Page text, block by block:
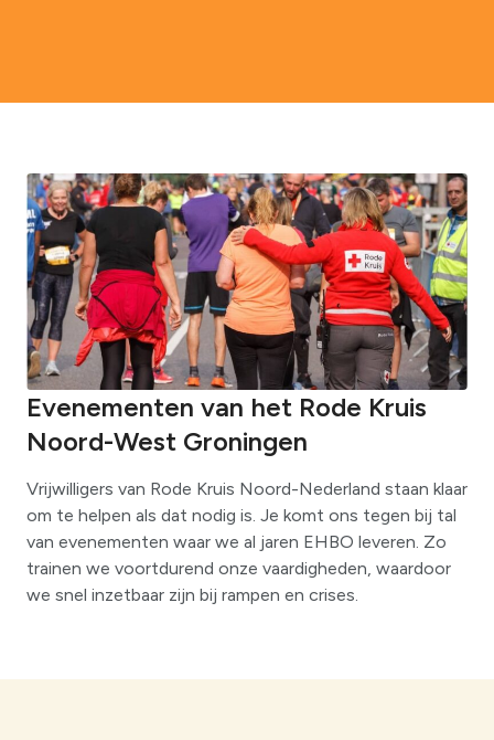
Evenementen van het Rode Kruis
Noord-West Groningen
Vrijwilligers van Rode Kruis Noord-Nederland staan klaar
om te helpen als dat nodig is. Je komt ons tegen bij tal
van evenementen waar we al jaren EHBO leveren. Zo
trainen we voortdurend onze vaardigheden, waardoor
we snel inzetbaar zijn bij rampen en crises.